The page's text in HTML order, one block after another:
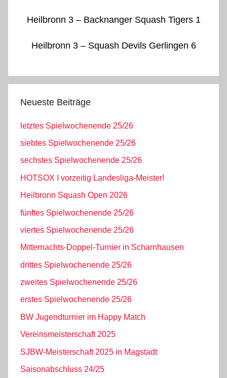
Heilbronn 3 – Backnanger Squash Tigers 1
Heilbronn 3 – Squash Devils Gerlingen 6
Neueste Beiträge
letztes Spielwochenende 25/26
siebtes Spielwochenende 25/26
sechstes Spielwochenende 25/26
HOTSOX I vorzeitig Landesliga-Meister!
Heilbronn Squash Open 2026
fünftes Spielwochenende 25/26
viertes Spielwochenende 25/26
Mitternachts-Doppel-Turnier in Scharnhausen
drittes Spielwochenende 25/26
zweites Spielwochenende 25/26
erstes Spielwochenende 25/26
BW Jugendturnier im Happy Match
Vereinsmeisterschaft 2025
SJBW-Meisterschaft 2025 in Magstadt
Saisonabschluss 24/25